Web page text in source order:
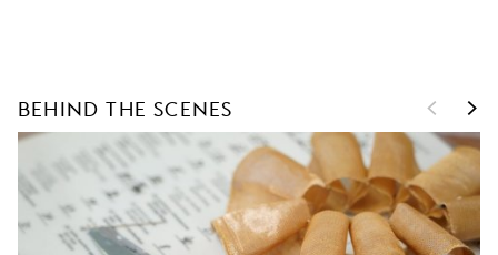
BEHIND THE SCENES < >